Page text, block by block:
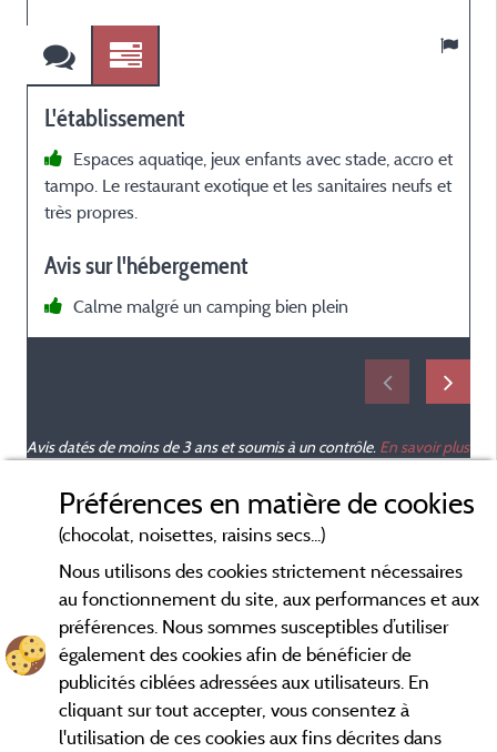
L'établissement
Espaces aquatiqe, jeux enfants avec stade, accro et
tampo. Le restaurant exotique et les sanitaires neufs et
très propres.
Avis sur l'hébergement
Calme malgré un camping bien plein
Avis datés de moins de 3 ans et soumis à un contrôle. En savoir plus
Préférences en matière de cookies
(chocolat, noisettes, raisins secs...)
Nous utilisons des cookies strictement nécessaires
au fonctionnement du site, aux performances et aux
préférences. Nous sommes susceptibles d’utiliser
également des cookies afin de bénéficier de
publicités ciblées adressées aux utilisateurs. En
cliquant sur tout accepter, vous consentez à
l'utilisation de ces cookies aux fins décrites dans